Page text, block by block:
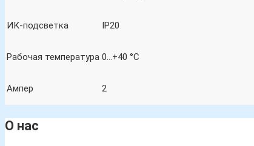
ИК-подсветка IP20
Рабочая температура 0…+40 °C
Ампер 2
О нас